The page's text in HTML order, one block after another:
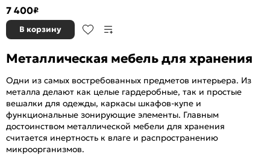
7 400₽
В корзину
Металлическая мебель для хранения
Одни из самых востребованных предметов интерьера. Из
металла делают как целые гардеробные, так и простые
вешалки для одежды, каркасы шкафов-купе и
функциональные зонирующие элементы. Главным
достоинством металлической мебели для хранения
считается инертность к влаге и распространению
микроорганизмов.